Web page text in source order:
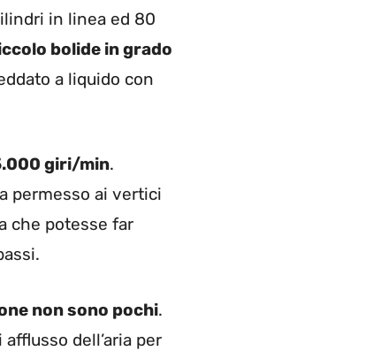
in linea ed 80
bolide in grado
a liquido con
giri/min.
permesso ai vertici
che potesse far
non sono pochi.
dell’aria per